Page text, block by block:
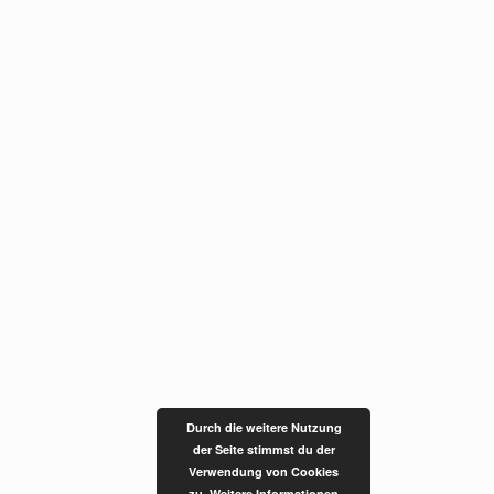
Durch die weitere Nutzung
der Seite stimmst du der
Verwendung von Cookies